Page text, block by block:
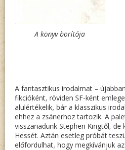
A könyv borítója
A fantasztikus irodalmat –
fikcióként, röviden SF-ként
alulértékelik, bár a klasszikus
ehhez a zsánerhoz tartozik. A
visszariadunk Stephen Kingtől, de
Hessét. Aztán esetleg próbát
előfordulhat, hogy megkívánjuk